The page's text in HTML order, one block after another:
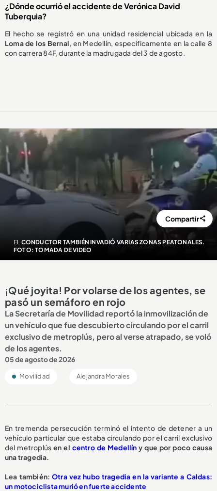
¿Dónde ocurrió el accidente de Verónica David
Tuberquia?
El hecho se registró en una unidad residencial ubicada en la
Loma de los Bernal, en Medellín, específicamente en la calle 8
con carrera 84F, durante la madrugada del 3 de agosto.
EL CONDUCTOR TAMBIÉN INVADIÓ VARIAS ZONAS PEATONALES.
FOTO: TOMADA DE VIDEO
Compartir
¡Qué joyita! Por volarse de los agentes, se
pasó un semáforo en rojo
La Secretaría de Movilidad reportó la inmovilización de
un vehículo que fue descubierto circulando por el carril
exclusivo de metroplús, pero al verse atrapado, se voló
de los agentes.
05 de agosto de 2026
Movilidad Alejandra Morales
En tremenda persecución terminó el intento de detener a un
vehículo particular que estaba circulando por el carril exclusivo
del metroplúsen el centro de Medellín y que por poco causa
una tragedia.
Lea también: Otra vez hubo tragedia en la variante a Caldas:
un motociclista murió en fuerte accidente